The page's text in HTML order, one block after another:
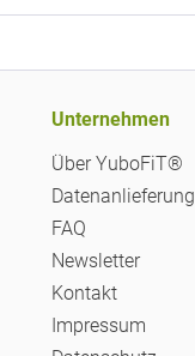
Unternehmen
Über YuboFiT®
Datenanlieferung
FAQ
Newsletter
Kontakt
Impressum